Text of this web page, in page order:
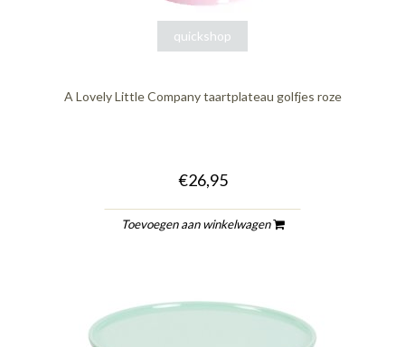
quickshop
A Lovely Little Company taartplateau golfjes roze
€26,95
Toevoegen aan winkelwagen